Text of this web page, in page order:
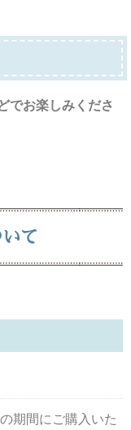
でお楽しみくださ
て
期間にご購入いた